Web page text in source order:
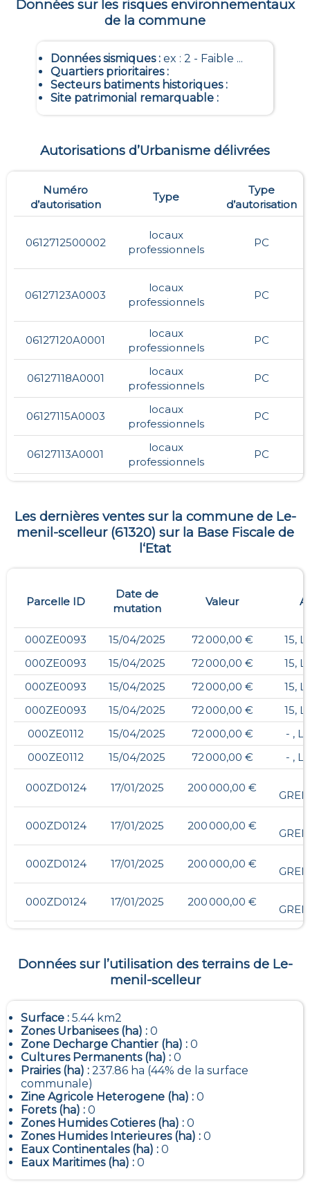
Données sur les risques environnementaux
de la commune
Données sismiques: ex : 2 - Faible ...
Quartiers prioritaires:
Secteurs batiments historiques:
Site patrimonial remarquable:
Autorisations d’Urbanisme délivrées
Numéro
d’autorisation
Type
Type
d’autorisation
0612712500002
locaux
professionnels
PC
06127123A0003
locaux
professionnels
PC
06127120A0001
locaux
professionnels
PC
06127118A0001
locaux
professionnels
PC
06127115A0003
locaux
professionnels
PC
06127113A0001
locaux
professionnels
PC
Les dernières ventes sur la commune de Le-
menil-scelleur(61320) sur la Base Fiscale de
l‘Etat
Parcelle ID
Date de
mutation
Valeur
000ZE0093 15/04/2025 72 000,00 €
15,
000ZE0093
15/04/2025 72 000,00 €
15,
000ZE0093
15/04/2025 72 000,00 €
15,
000ZE0093
15/04/2025 72 000,00 €
15,
000ZE0112
15/04/2025 72 000,00 €
- ,
000ZE0112
15/04/2025 72 000,00 € - ,
000ZD0124 17/01/2025 200 000,00 €
000ZD0124 17/01/2025 200 000,00 €
000ZD0124 17/01/2025 200 000,00 €
000ZD0124 17/01/2025 200 000,00 €
Données sur l’utilisation des terrains de Le-
menil-scelleur
Surface : 5.44 km2
Zones Urbanisees (ha) : 0
Zone Decharge Chantier (ha) : 0
Cultures Permanents (ha) : 0
Prairies (ha) : 237.86 ha (44% de la surface
communale)
Zine Agricole Heterogene (ha) : 0
Forets (ha) : 0
Zones Humides Cotieres (ha) : 0
Zones Humides Interieures (ha) : 0
Eaux Continentales (ha) : 0
Eaux Maritimes (ha) : 0